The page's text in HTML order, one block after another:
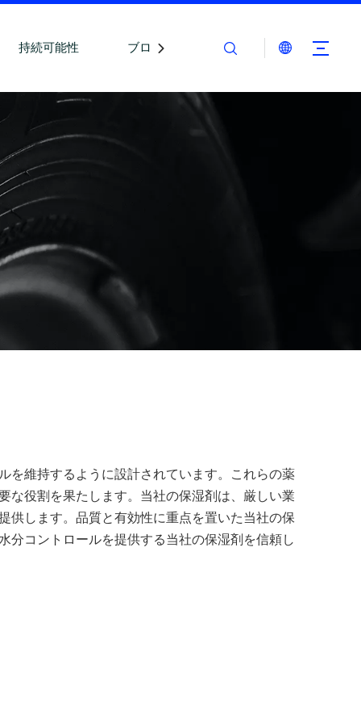
持続可能性 ブログ お問い合わせ
を維持するように設計されています。これらの薬
な役割を果たします。当社の保湿剤は、厳しい業
供します。品質と有効性に重点を置いた当社の保
分コントロールを提供する当社の保湿剤を信頼し